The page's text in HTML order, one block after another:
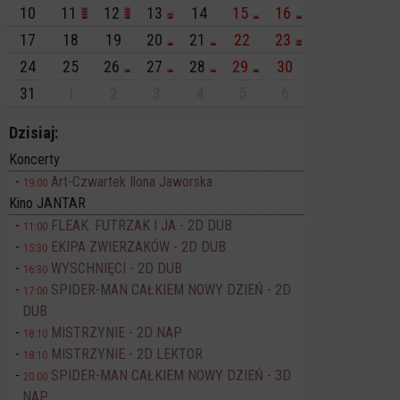
10
11 12 13 14 15
16
17
18 19 20 21 22
23
24
25 26 27 28 29
30
31
Dzisiaj:
Koncerty
19:00 Art-Czwartek Ilona Jaworska
Kino JANTAR
11:00 FLEAK. FUTRZAK I JA - 2D DUB
15:30 EKIPA ZWIERZAKÓW - 2D DUB
16:30 WYSCHNIĘCI - 2D DUB
17:00 SPIDER-MAN CAŁKIEM NOWY DZIEŃ - 2D
DUB
18:10 MISTRZYNIE - 2D NAP
18:10 MISTRZYNIE - 2D LEKTOR
20:00 SPIDER-MAN CAŁKIEM NOWY DZIEŃ - 3D